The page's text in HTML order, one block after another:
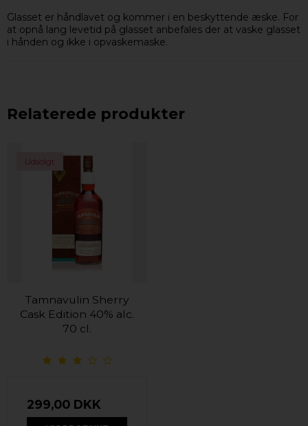
Glasset er håndlavet og kommer i en beskyttende æske. For
at opnå lang levetid på glasset anbefales der at vaske glasset
i hånden og ikke i opvaskemaske.
Relaterede produkter
Udsolgt
Tamnavulin Sherry
Cask Edition 40% alc.
70 cl.
299,00 DKK